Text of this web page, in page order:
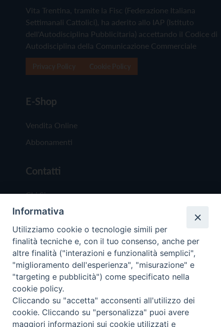
Vita Trentina, tramite la Fisc (Federazione Italiana
Settimanali Cattolici), ha aderito allo IAP (Istituto
dell'Autodisciplina Pubblicitaria) accettando il Codice di
Autodisciplina della Comunicazione Commerciale
E-Shop
Vendita Online
Abbonamenti
Contatti
Chi Siamo
Redazione
Scrivici
Copyright © 2019 - Tutti i diritti riservati - Vita
Trentina Editrice
Informativa
Utilizziamo cookie o tecnologie simili per
finalità tecniche e, con il tuo consenso, anche per
altre finalità ("interazioni e funzionalità semplici",
"miglioramento dell'esperienza", "misurazione" e
"targeting e pubblicità") come specificato nella
cookie policy.
Cliccando su "accetta" acconsenti all'utilizzo dei
cookie. Cliccando su "personalizza" puoi avere
maggiori informazioni sui cookie utilizzati e